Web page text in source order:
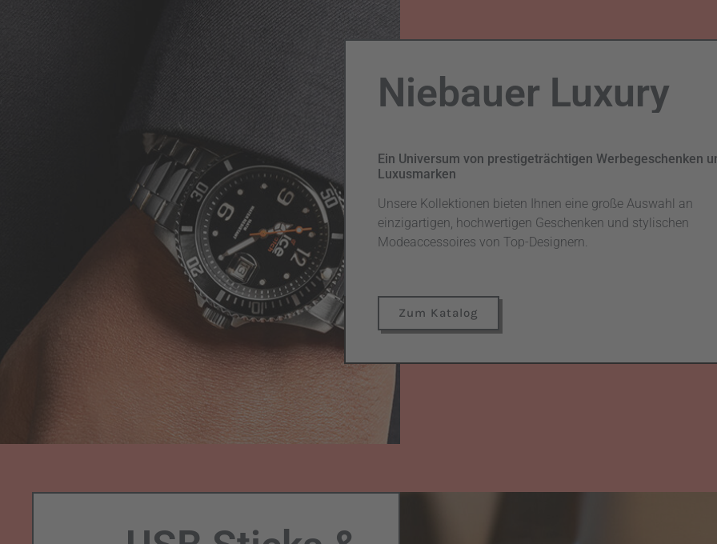
Niebauer Luxury
Ein Universum von prestigeträchtigen Werbegeschenken
Luxusmarken
Unsere Kollektionen bieten Ihnen eine große Auswahl an
einzigartigen, hochwertigen Geschenken und stylischen
Modeaccessoires von Top-Designern.
Zum Katalog